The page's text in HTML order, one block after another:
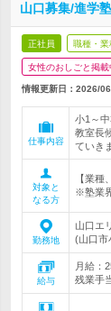
山口募集/進学
正社員 職種・
女性のおしごと掲載
情報更新日：2026/
仕事内容
小1～
教室長
ていき
対象と
なる方
【業
※塾業
勤務地
山口エ
(山口市
給与
月給：
残業手